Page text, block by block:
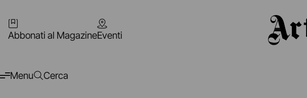
Abbonati al MagazineEventi
Menu Cerca